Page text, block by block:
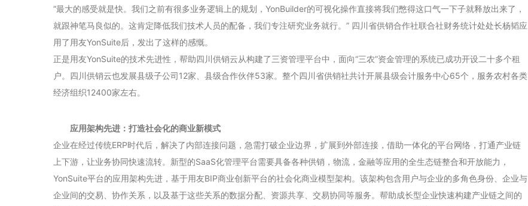
“最大的感受就是快。我们之前有很多业务逻辑上的规划，YonBuilder的可视化操作直接将我们憋得这口气一下子就释放出来了，
就跟神笔马良似的。这肯定降低我们技术人员的配备，我们专注研究业务就行。” 四川省供销合作社联合社财务统计处处长杨韬应
用了用友YonSuite后，发出了这样的感慨。
正是用友YonSuite的技术先进性，帮助四川供销云从构建了三资管理平台中，面向“三农”资金管理的系统已成功开设二十多个租
户。四川供销云也发展县级子公司12家、县级合作伙伴53家。整个四川省供销社共计开展县级会计服务中心65个，服务农村各类
经济组织12400家左右。
应用架构先进 ： 打造社会化的商业新模式
企业在经过传统ERP时代后，解决了内部连接问题，急需打破企业边界，扩展到外部连接，借助一体化的平台网络，打通产业链
上下游，让业务协同快速流转。新型的SaaS化管理平台需要具备各种供销，物流，金融等应用的全生态链整合和开放能力，
YonSuite平台的应用架构先进，基于用友BIP商业创新平台的社会化商业模型架构。该架构包含用户与企业的多角色身份、企业与
企业间的交易、协作关系，以及基于这些关系的数据分配、资源共享、交易协同等服务。帮助成长型企业快速构建产业链之间的